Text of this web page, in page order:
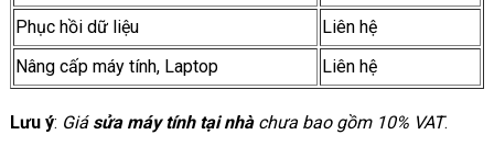
Phục hồi dữ liệu
Liên hệ
Nâng cấp máy tính, Laptop
Liên hệ
Lưu ý: Giá sửa máy tính tại nhàchưa bao gồm 10% VAT.